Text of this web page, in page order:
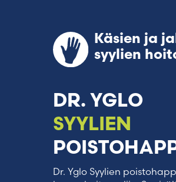
Käsien ja
syylien
DR. YGLO
SYYLIEN
Dr. Yglo Syylien